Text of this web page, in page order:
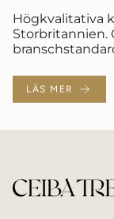
Högkvalitativa
Storbritannien.
LÄS MER